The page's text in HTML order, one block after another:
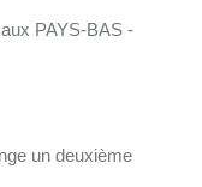
PAYS-BAS -
un deuxième